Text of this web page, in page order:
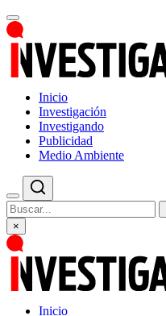
Inicio
Investigación
Investigando
Publicidad
Medio Ambiente
×
Inicio